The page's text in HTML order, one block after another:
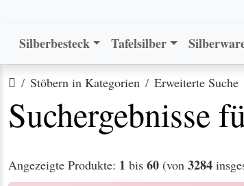
Silberbesteck Tafelsilber
Startseite
Stöbern in Kategorien Erweiterte Suche
Suchergebnisse
Angezeigte Produkte: 1 bis 60 (von 3284